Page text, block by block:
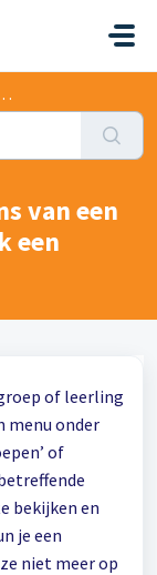
van een
een
of leerling
menu onder
of
bekijken en
je een
niet meer op